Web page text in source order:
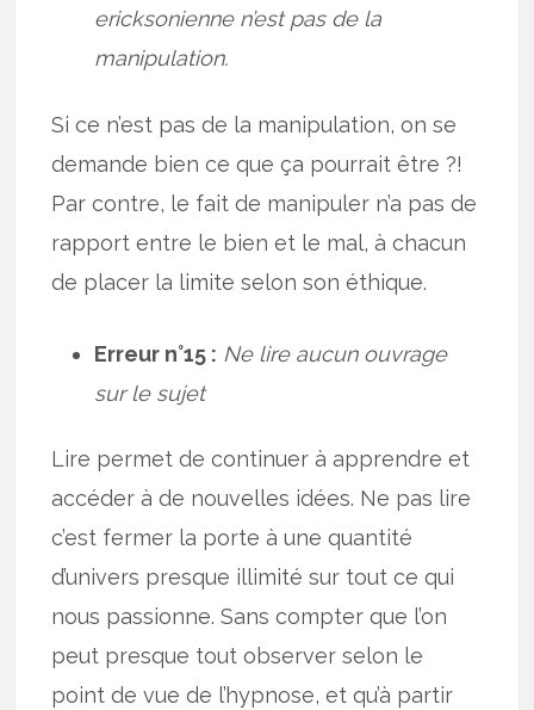
ericksonienne n’est pas de la
manipulation.
Si ce n’est pas de la manipulation, on se
demande bien ce que ça pourrait être ?!
Par contre, le fait de manipuler n’a pas de
rapport entre le bien et le mal, à chacun
de placer la limite selon son éthique.
Erreur n°15 : Ne lire aucun ouvrage
sur le sujet
Lire permet de continuer à apprendre et
accéder à de nouvelles idées. Ne pas lire
c’est fermer la porte à une quantité
d’univers presque illimité sur tout ce qui
nous passionne. Sans compter que l’on
peut presque tout observer selon le
point de vue de l’hypnose, et qu’à partir